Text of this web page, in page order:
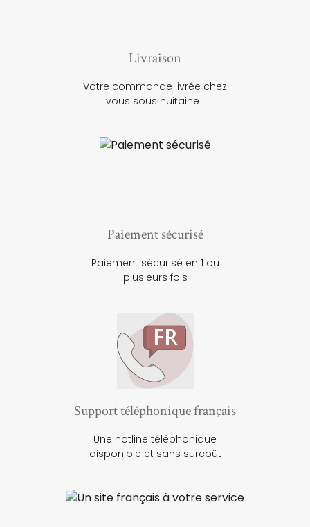
Livraison
Votre commande livrée chez
vous sous huitaine !
Paiement sécurisé
Paiement sécurisé en 1 ou
plusieurs fois
Support téléphonique français
Une hotline téléphonique
disponible et sans surcoût